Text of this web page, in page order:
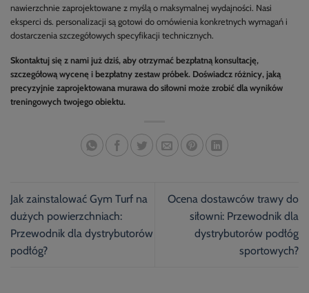
nawierzchnie zaprojektowane z myślą o maksymalnej wydajności. Nasi
eksperci ds. personalizacji są gotowi do omówienia konkretnych wymagań i
dostarczenia szczegółowych specyfikacji technicznych.
Skontaktuj się z nami już dziś, aby otrzymać bezpłatną konsultację,
szczegółową wycenę i bezpłatny zestaw próbek. Doświadcz różnicy, jaką
precyzyjnie zaprojektowana murawa do siłowni może zrobić dla wyników
treningowych twojego obiektu.
Jak zainstalować Gym Turf na
dużych powierzchniach:
Przewodnik dla dystrybutorów
podłóg?
Ocena dostawców trawy do
siłowni: Przewodnik dla
dystrybutorów podłóg
sportowych?